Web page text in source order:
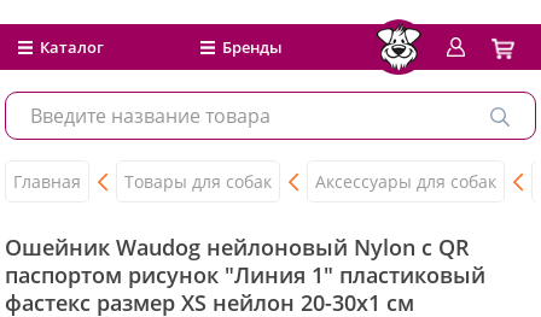
Каталог Бренды
Главная Товары для собак Аксессуары для собак
Ошейник Waudog нейлоновый Nylon c QR
паспортом рисунок "Линия 1" пластиковый
фастекс размер XS нейлон 20-30x1 см